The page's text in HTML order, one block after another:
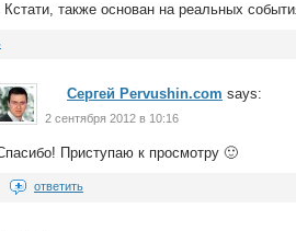
также основан на реальных
Сергей Pervushin.com says:
2 сентября 2012 в 10:16
Приступаю к просмотру 🙂
ответить